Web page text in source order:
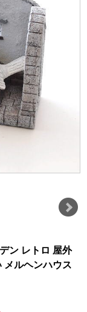
ン レトロ 屋外
メルヘンハウス